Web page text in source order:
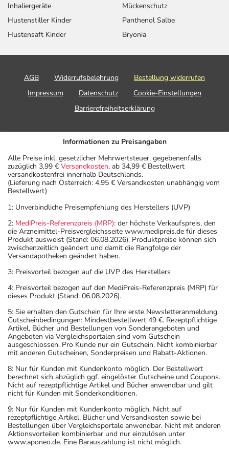
Inhaliergeräte
Hustenstiller Kinder
Hustensaft Kinder
Mückenschutz
Panthenol Salbe
Bryonia
AGB Widerrufsbelehrung
Bestellung widerrufen
Impressum
Datenschutz
Cookie-Einstellungen
Barrierefreiheitserklärung
Informationen zu Preisangaben
Alle Preise inkl. gesetzlicher Mehrwertsteuer, gegebenenfalls
zuzüglich 3,99 € Versandkosten, ab 34,99 € Bestellwert
versandkostenfrei innerhalb Deutschlands.
(Lieferung nach Österreich: 4,95 € Versandkosten unabhängig vom
Bestellwert)
1: Unverbindliche Preisempfehlung des Herstellers (UVP)
2: MediPreis-Referenzpreis (MRP): der höchste Verkaufspreis, den
die Arzneimittel-Preisvergleichsseite www.medipreis.de für dieses
Produkt ausweist (Stand: 06.08.2026). Produktpreise können sich
zwischenzeitlich geändert und damit die Rangfolge der
Versandapotheken geändert haben.
3: Preisvorteil bezogen auf die UVP des Herstellers
4: Preisvorteil bezogen auf den MediPreis-Referenzpreis (MRP) für
dieses Produkt (Stand: 06.08.2026).
5: Sie erhalten den Gutschein für Ihre erste Newsletteranmeldung.
Gutscheinbedingungen: Mindestbestellwert 49 €. Rezeptpflichtige
Artikel, Bücher und Bestellungen von Sonderangeboten und
Angeboten via Vergleichsportalen sind vom Gutschein
ausgeschlossen. Pro Kunde nur ein Gutschein. Nicht kombinierbar
mit anderen Gutscheinen, Sonderpreisen und Rabatt-Aktionen.
8: Nur für Kunden mit Kundenkonto möglich. Der Bestellwert
berechnet sich abzüglich ggf. eingelöster Gutscheine und Coupons.
Nicht auf rezeptpflichtige Artikel und Bücher anwendbar und gilt
nicht für Kunden mit Sonderkonditionen.
9: Nur für Kunden mit Kundenkonto möglich. Nicht auf
rezeptpflichtige Artikel, Bücher und Versandkosten sowie bei
Bestellungen über Vergleichsportale anwendbar. Nicht mit anderen
Aktionsvorteilen kombinierbar und nur einzulösen unter
www.aponeo.de. Eine Barauszahlung ist nicht möglich.